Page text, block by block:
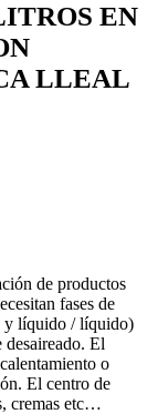
EN
LLEAL
de productos
fases de
y líquido / líquido)
desaireado. El
o
El centro de
cremas etc…